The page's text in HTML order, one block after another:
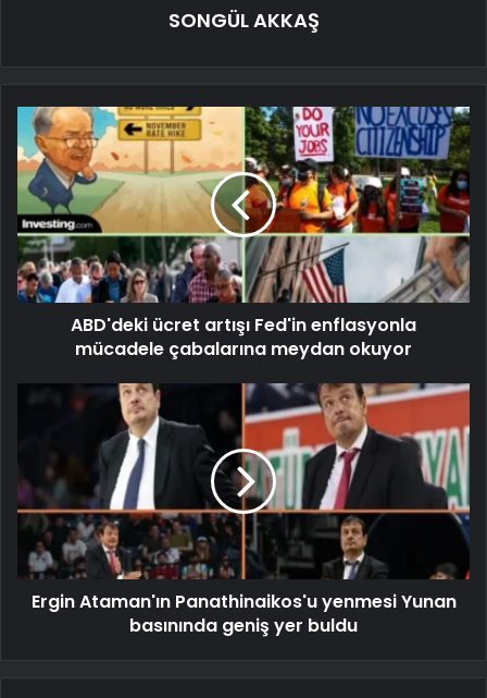
SONGÜL AKKAŞ
ABD'deki ücret artışı Fed'in enflasyonla
mücadele çabalarına meydan okuyor
Ergin Ataman'ın Panathinaikos'u yenmesi Yunan
basınında geniş yer buldu